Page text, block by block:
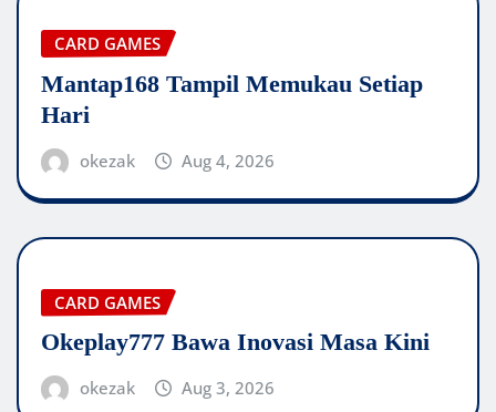
CARD GAMES
Mantap168 Tampil Memukau Setiap
Hari
okezak Aug 4, 2026
CARD GAMES
Okeplay777 Bawa Inovasi Masa Kini
okezak Aug 3, 2026